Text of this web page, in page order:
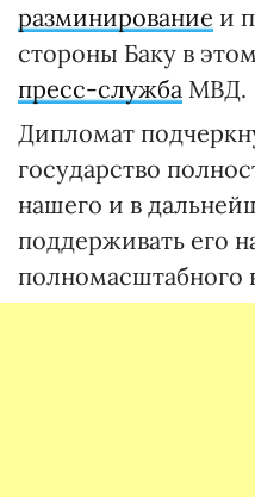
разминирование и
стороны Баку в
пресс-служба МВД.
Дипломат
государство
нашего и в
поддерживать его
полномасштабного